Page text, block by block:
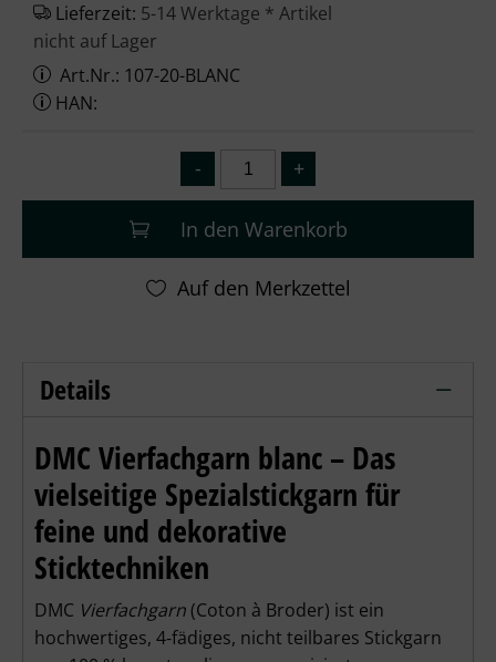
Lieferzeit: 5-14 Werktage * Artikel
nicht auf Lager
Art.Nr.: 107-20-BLANC
HAN:
In den Warenkorb
Details
DMC Vierfachgarn Stärke 20 - blanc -
DMC Vierfachgarn blanc – Das
vielseitige Spezialstickgarn für
feine und dekorative
Sticktechniken
DMC Vierfachgarn (Coton à Broder
hochwertiges, 4‑fädiges, nicht teilbares Stickgarn